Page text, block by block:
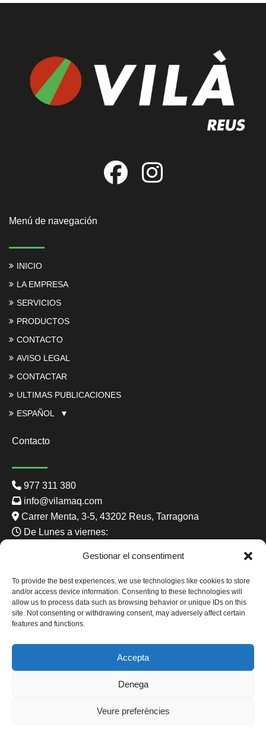
Gestionar el consentiment
To provide the best experiences, we use technologies like cookies to store
and/or access device information. Consenting to these technologies will
allow us to process data such as browsing behavior or unique IDs on this
site. Not consenting or withdrawing consent, may adversely affect certain
features and functions.
Accepta
Denega
Veure preferències
Menú de navegación
INICIO
LA EMPRESA
SERVICIOS
PRODUCTOS
CONTACTO
AVISO LEGAL
CONTACTAR
ULTIMAS PUBLICACIONES
ESPAÑOL
Contacto
977 311 380
info@vilamaq.com
Carrer Menta, 3-5, 43202 Reus, Tarragona
De Lunes a viernes:
Financiado por la Unión Europea - NextGenerationEU
2026 | DISEÑADO Y DESARROLLADO